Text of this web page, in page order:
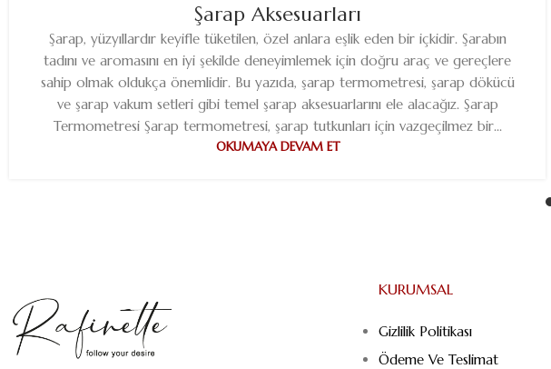
Şarap Aksesuarları
Şarap, yüzyıllardır keyifle tüketilen, özel anlara eşlik eden bir içkidir. Şarabın
tadını ve aromasını en iyi şekilde deneyimlemek için doğru araç ve gereçlere
sahip olmak oldukça önemlidir. Bu yazıda, şarap termometresi, şarap dökücü
ve şarap vakum setleri gibi temel şarap aksesuarlarını ele alacağız. Şarap
Termometresi Şarap termometresi, şarap tutkunları için vazgeçilmez bir...
OKUMAYA DEVAM ET
KURUMSAL
Gizlilik Politikası
Ödeme Ve Teslimat